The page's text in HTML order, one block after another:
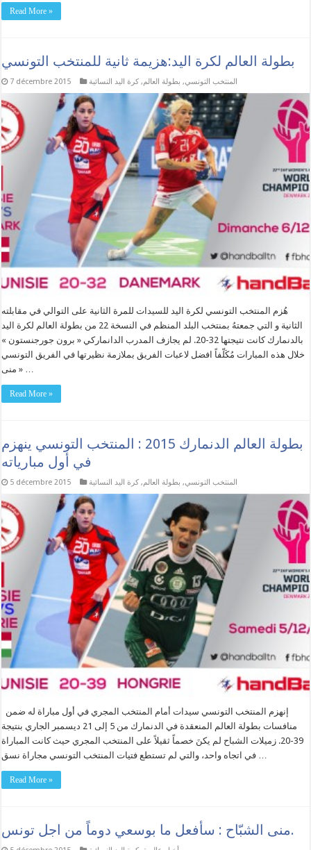
Read More »
بطولة العالم لكرة اليد:هزيمة ثانية للمنتخب التونسي
7 décembre 2015 المنتخب التونسي, بطولة العالم, كرة اليد النسائية
هُزم المنتخب التونسي لكرة اليد للسيدات للمرة الثانية على التوالي في مقابلته
الثانية و التي جمعتهُ بمنتخب البلد المنظم في النسخة 22 من بطولة العالم لكرة اليد
بالدنمارك كانت نتيجتها 32-20. لم يجازف المدرب الدانماركي « برون جورجنستون »
خلال هذه المبارات مُكَلّفاً افضل لاعبات الفريق بملازمة نظيرتها في الفريق التونسي
« منى …
Read More »
بطولة العالم الدنمارك 2015 : المنتخب التونسي ينهزم
في أول مبارياته
5 décembre 2015 المنتخب التونسي, بطولة العالم, كرة اليد النسائية
منافسات بطولة العالم المنعقدة في الدنمارك من 5 إلى 21 ديسمبر الجاري بنتيجة
39-20. زميلات الشباح لم يكنَ خصماً ثقيلاً على المنتخب المجري حيث كانت المباراة
في اتجاه واحد، والتي لم تستطع فتيات المنتخب التونسي مجاراة نسق …
Read More »
منى الشبّاح : سأفعل ما بوسعي دوماً من اجل تونس.